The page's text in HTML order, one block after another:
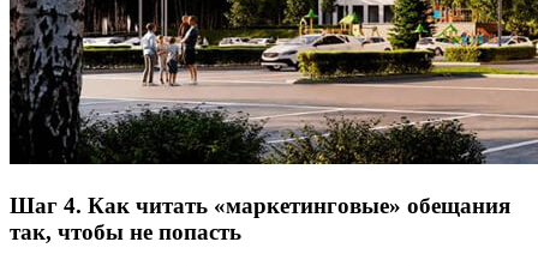
Шаг 4. Как читать «маркетинговые» обещания
так, чтобы не попасть